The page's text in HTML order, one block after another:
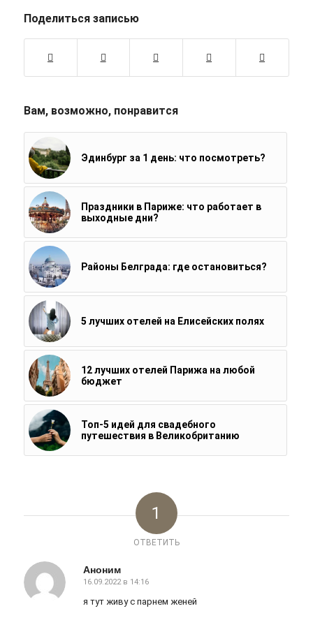
Поделиться записью
Вам, возможно, понравится
Эдинбург за 1 день: что посмотреть?
Праздники в Париже: что работает в
выходные дни?
Районы Белграда: где остановиться?
5 лучших отелей на Елисейских полях
12 лучших отелей Парижа на любой
бюджет
Топ-5 идей для свадебного
путешествия в Великобританию
1
ОТВЕТИТЬ
Аноним
говорит:
16.09.2022 в 14:16
я тут живу с парнем женей